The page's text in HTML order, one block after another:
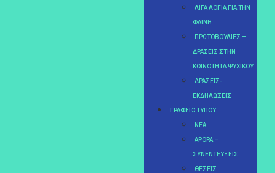
ΛΊΓΑ ΛΌΓΙΑ ΓΙΑ ΤΗΝ
ΦΑΊΝΗ
ΠΡΩΤΟΒΟΥΛΊΕΣ –
ΔΡΆΣΕΙΣ ΣΤΗΝ
ΚΟΙΝΌΤΗΤΑ ΨΥΧΙΚΟΎ
ΔΡΆΣΕΙΣ-
ΕΚΔΗΛΏΣΕΙΣ
ΓΡΑΦΕΊΟ ΤΎΠΟΥ
ΝΈΑ
ΆΡΘΡΑ –
ΣΥΝΕΝΤΕΎΞΕΙΣ
ΘΈΣΕΙΣ